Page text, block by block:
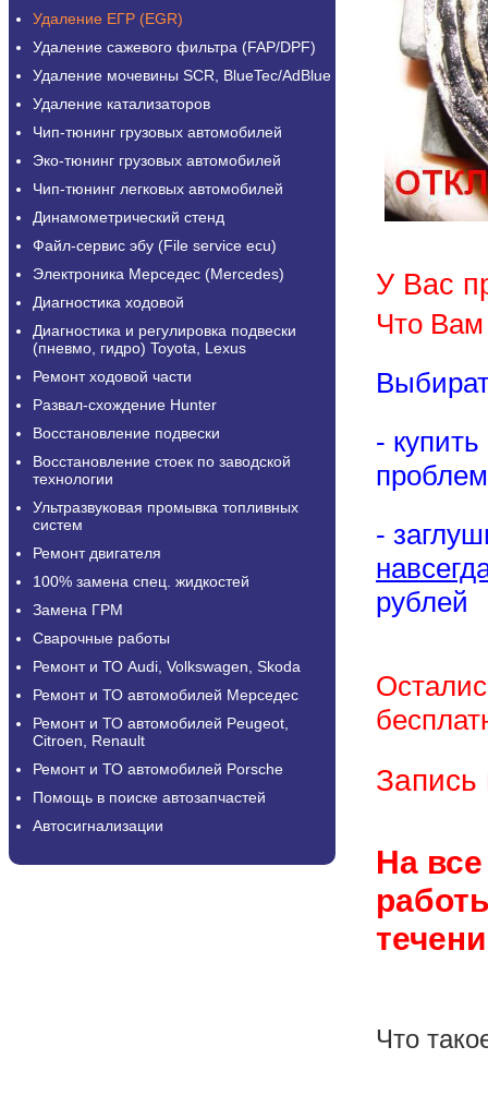
Удаление ЕГР (EGR)
Удаление сажевого фильтра (FAP/DPF)
Удаление мочевины SCR, BlueTec/AdBlue
Удаление катализаторов
Чип-тюнинг грузовых автомобилей
Эко-тюнинг грузовых автомобилей
Чип-тюнинг легковых автомобилей
Динамометрический стенд
Файл-сервис эбу (File service ecu)
Электроника Мерседес (Mercedes)
Диагностика ходовой
Диагностика и регулировка подвески
(пневмо, гидро) Toyota, Lexus
Ремонт ходовой части
Развал-схождение Hunter
Восстановление подвески
Восстановление стоек по заводской
технологии
Ультразвуковая промывка топливных
систем
Ремонт двигателя
100% замена спец. жидкостей
Замена ГРМ
Сварочные работы
Ремонт и ТО Audi, Volkswagen, Skoda
Ремонт и ТО автомобилей Мерседес
Ремонт и ТО автомобилей Peugeot,
Citroen, Renault
Ремонт и ТО автомобилей Porsche
Помощь в поиске автозапчастей
Автосигнализации
У Вас
Что Вам
-
-
рублей
На
Что